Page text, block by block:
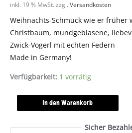
inkl. 19 % MwSt. zzgl. Versandkosten
Weihnachts-Schmuck wie er früher
Christbaum, mundgeblasene,
Zwick-Vogerl mit echten Federn
Made in Germany!
Verfügbarkeit: 1 vorrätig
In den Warenkorb
Sicher